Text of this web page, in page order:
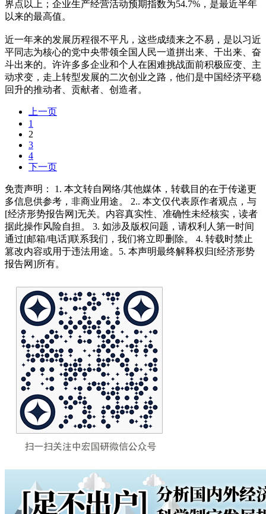
界点以上；企业生产经营活动预期指数为54.7%，是最近半年
以来的最高值。
近一年来的发展历程很不平凡，这些成绩来之不易，是以习近
平同志为核心的党中央带领全国人民一道拼出来、干出来、奋
斗出来的。许许多多企业和个人在困难挑战面前积极应变、主
动求变，走上转型发展的二次创业之路，他们是中国经济平稳
回升的推动者、贡献者、创造者。
上一页
1
2
3
4
下一页
免责声明： 1. 本文转自网络/其他媒体，转载目的在于传递更
多信息供参考，非商业用途。 2.. 本文仅代表原作者观点，与
[经济形势报告网]无关。内容真实性、准确性未经核实，读者
据此操作风险自担。 3. 如涉及版权问题，请权利人第一时间
通过[邮箱/电话]联系我们，我们将立即删除。 4. 转载时禁止
篡改内容或用于违法用途。5. 本声明最终解释权归[经济形势
报告网]所有。